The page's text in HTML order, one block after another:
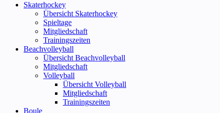
Skaterhockey
Übersicht Skaterhockey
Spieltage
Mitgliedschaft
Trainingszeiten
Beachvolleyball
Übersicht Beachvolleyball
Mitgliedschaft
Volleyball
Übersicht Volleyball
Mitgliedschaft
Trainingszeiten
Boule